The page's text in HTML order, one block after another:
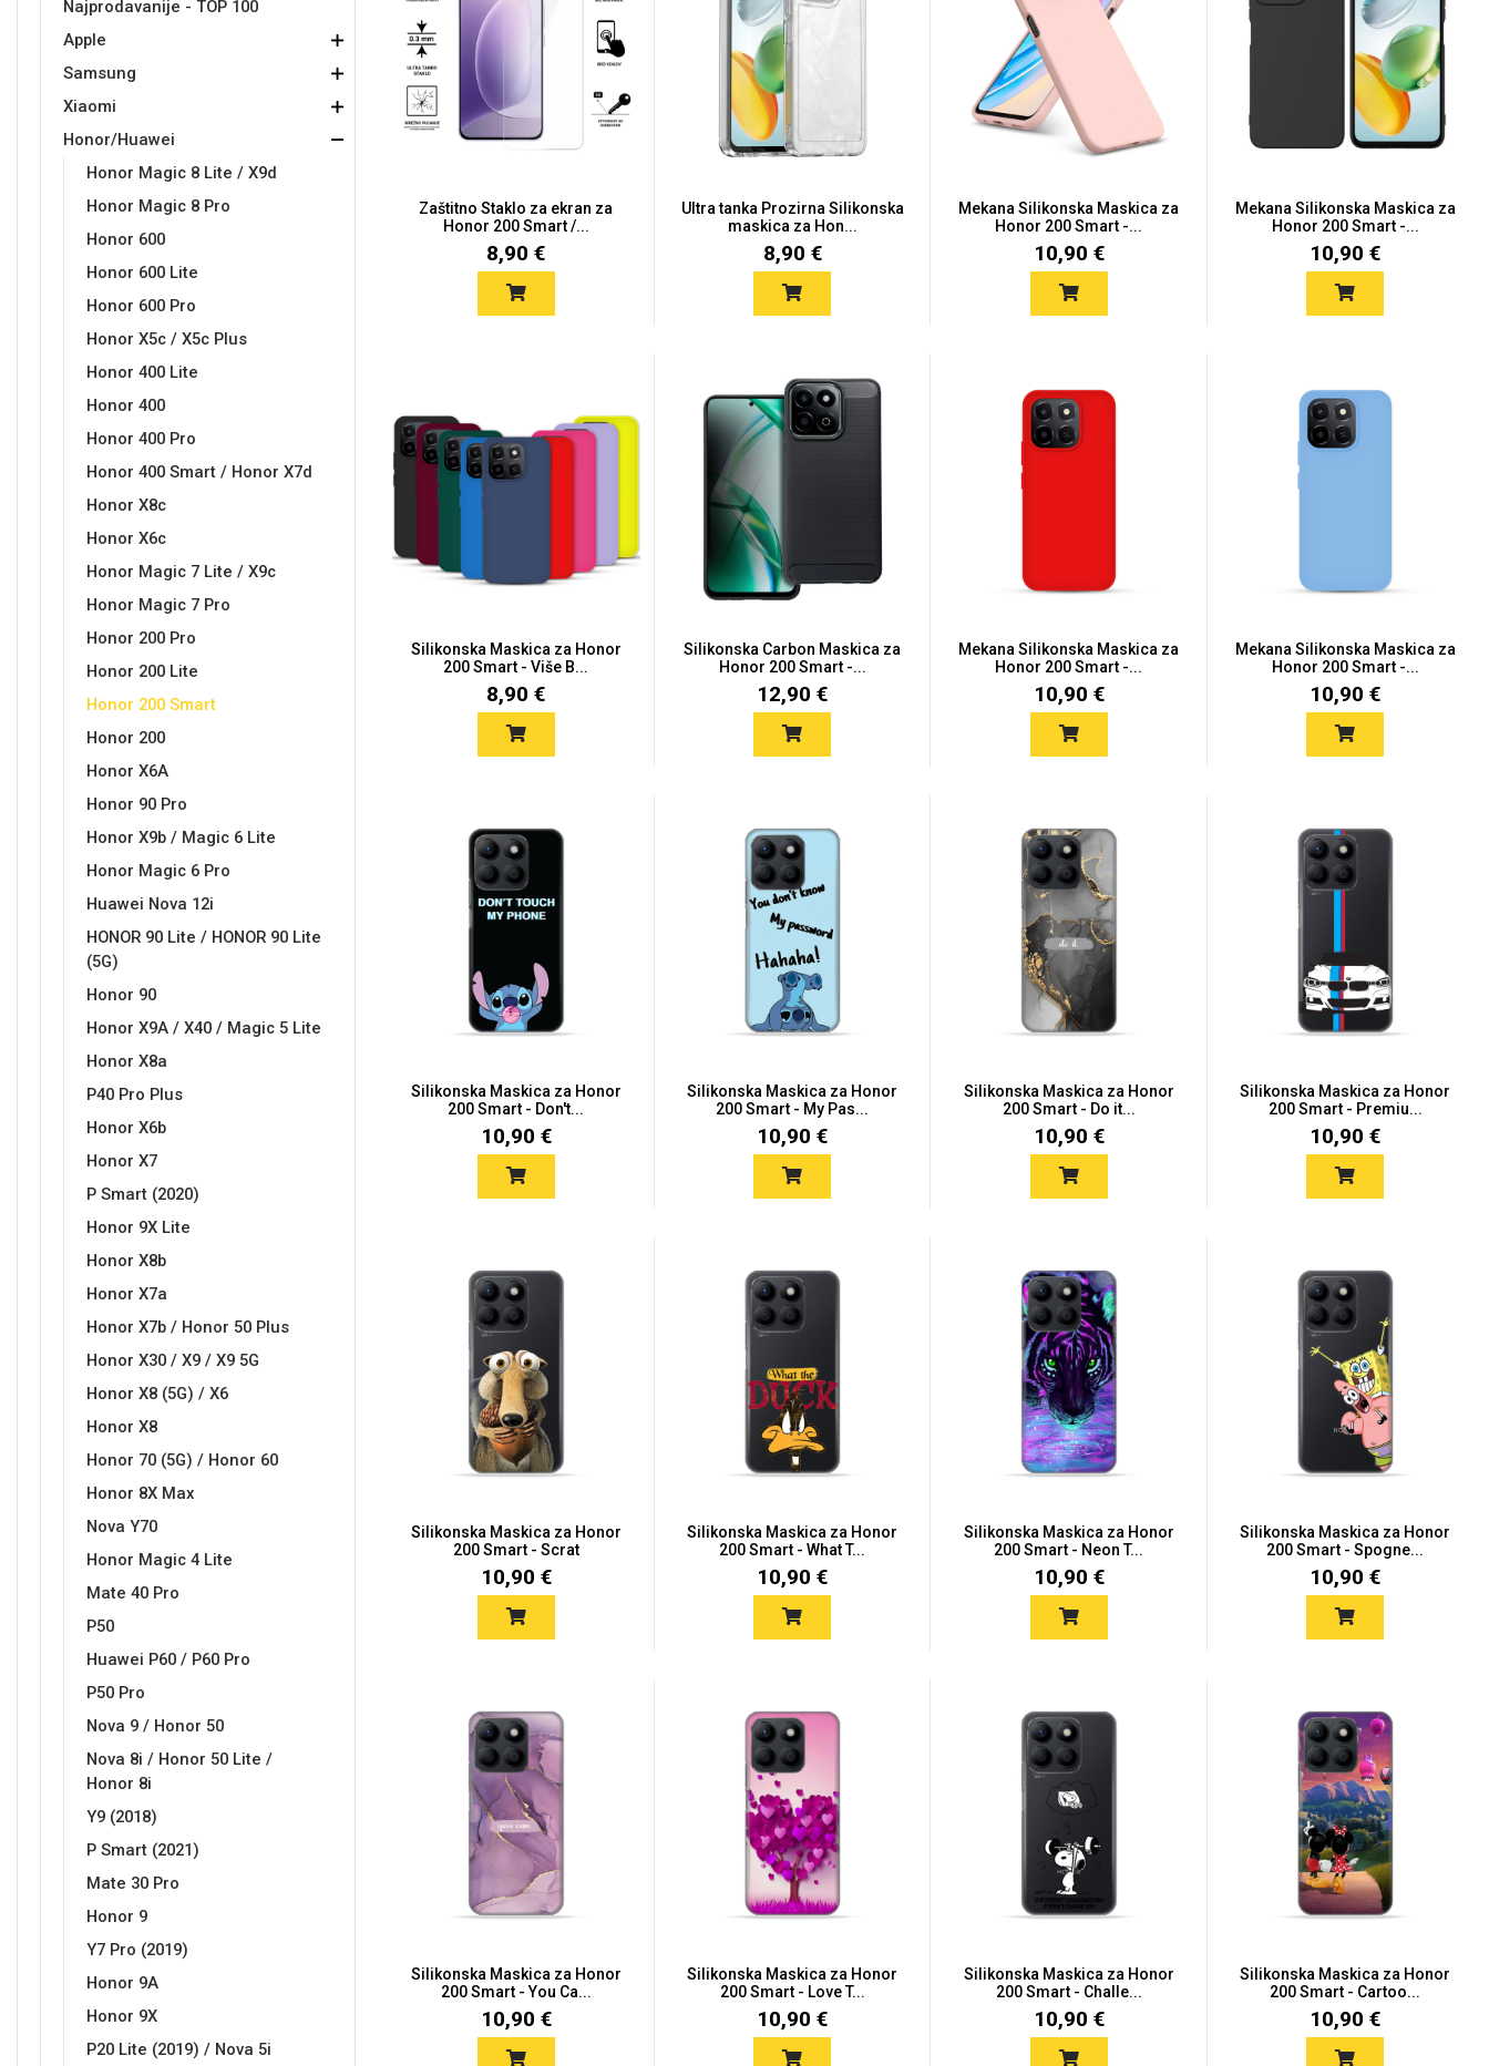
Najprodavanije - TOP 100
Apple
Samsung
Xiaomi
Honor/Huawei
Honor Magic 8 Lite / X9d
Honor Magic 8 Pro
Honor 600
Honor 600 Lite
Honor 600 Pro
Honor X5c / X5c Plus
Honor 400 Lite
Honor 400
Honor 400 Pro
Honor 400 Smart / Honor X7d
Honor X8c
Honor X6c
Honor Magic 7 Lite / X9c
Honor Magic 7 Pro
Honor 200 Pro
Honor 200 Lite
Honor 200 Smart
Honor 200
Honor X6A
Honor 90 Pro
Honor X9b / Magic 6 Lite
Honor Magic 6 Pro
Huawei Nova 12i
HONOR 90 Lite / HONOR 90 Lite
(5G)
Honor 90
Honor X9A / X40 / Magic 5 Lite
Honor X8a
P40 Pro Plus
Honor X6b
Honor X7
P Smart (2020)
Honor 9X Lite
Honor X8b
Honor X7a
Honor X7b / Honor 50 Plus
Honor X30 / X9 / X9 5G
Honor X8 (5G) / X6
Honor X8
Honor 70 (5G) / Honor 60
Honor 8X Max
Nova Y70
Honor Magic 4 Lite
Mate 40 Pro
P50
Huawei P60 / P60 Pro
P50 Pro
Nova 9 / Honor 50
Nova 8i / Honor 50 Lite /
Honor 8i
Y9 (2018)
P Smart (2021)
Mate 30 Pro
Honor 9
Y7 Pro (2019)
Honor 9A
Honor 9X
P20 Lite (2019) / Nova 5i
Zaštitno Staklo za ekran za
Honor 200 Smart /...
8,90 €
Ultra tanka Prozirna Silikonska
maskica za Hon...
8,90 €
Mekana Silikonska Maskica za
Honor 200 Smart -...
10,90 €
Mekana Silikonska Maskica za
Honor 200 Smart -...
10,90 €
Silikonska Maskica za Honor
200 Smart - Više B...
8,90 €
Silikonska Carbon Maskica za
Honor 200 Smart -...
12,90 €
Mekana Silikonska Maskica za
Honor 200 Smart -...
10,90 €
Mekana Silikonska Maskica za
Honor 200 Smart -...
10,90 €
Silikonska Maskica za Honor
200 Smart - Don't...
10,90 €
Silikonska Maskica za Honor
200 Smart - My Pas...
10,90 €
Silikonska Maskica za Honor
200 Smart - Do it...
10,90 €
Silikonska Maskica za Honor
200 Smart - Premiu...
10,90 €
Silikonska Maskica za Honor
200 Smart - Scrat
10,90 €
Silikonska Maskica za Honor
200 Smart - What T...
10,90 €
Silikonska Maskica za Honor
200 Smart - Neon T...
10,90 €
Silikonska Maskica za Honor
200 Smart - Spogne...
10,90 €
Silikonska Maskica za Honor
200 Smart - You Ca...
10,90 €
Silikonska Maskica za Honor
200 Smart - Love T...
10,90 €
Silikonska Maskica za Honor
200 Smart - Challe...
10,90 €
Silikonska Maskica za Honor
200 Smart - Cartoo...
10,90 €
Croatos Najprodavanije - TOP 100
Gym Unicorn kolekcija
Životinjsko carstvo
Svemirska kolekcija
Love motivi
Quotes Collection
Zodiac
Monogrami
Punjači za mobitel
Univerzalno kaljeno staklo
Univerzalne futrole i
Preklopne maskice
Sony
Držači za ruku
Ostali držači
AUX kablovi